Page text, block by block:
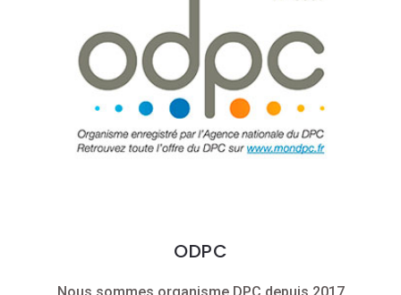
ODPC
Nous sommes organisme DPC depuis 2017